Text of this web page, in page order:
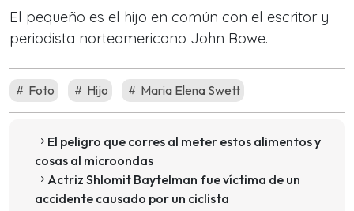
El pequeño es el hijo en común con el escritor y
periodista norteamericano John Bowe.
Foto Hijo Maria Elena Swett
El peligro que corres al meter estos alimentos y
cosas al microondas
Actriz Shlomit Baytelman fue víctima de un
accidente causado por un ciclista